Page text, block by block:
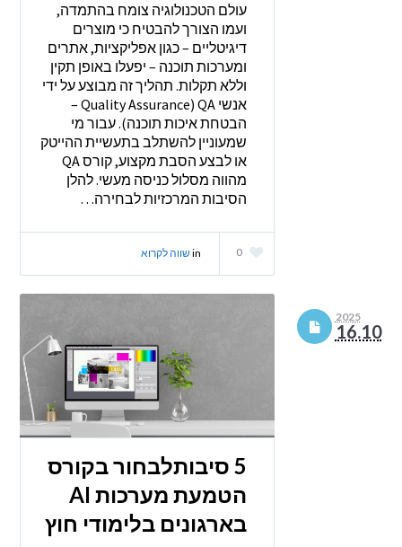
עולם הטכנולוגיה צומח בהתמדה,
ועמו הצורך להבטיח כי מוצרים
דיגיטליים – כגון אפליקציות, אתרים
ומערכות תוכנה – יפעלו באופן תקין
וללא תקלות. תהליך זה מבוצע על ידי
אנשי QA (Quality Assurance –
הבטחת איכות תוכנה). עבור מי
שמעוניין להשתלב בתעשיית ההייטק
או לבצע הסבת מקצוע, קורס QA
מהווה מסלול כניסה מעשי. להלן
הסיבות המרכזיות לבחירה…
0
inשווה לקרוא
2025
16.10
5 סיבותלבחור בקורס
הטמעת מערכות AI
בארגונים בלימודי חוץ